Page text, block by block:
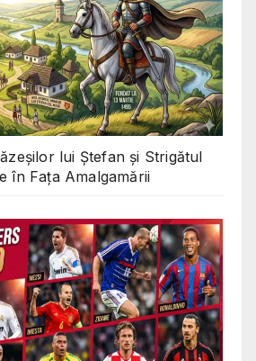
lui Ștefan și Strigătul
în Fața Amalgamării